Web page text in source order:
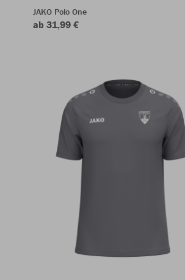
JAKO Polo One
ab 31,99 €